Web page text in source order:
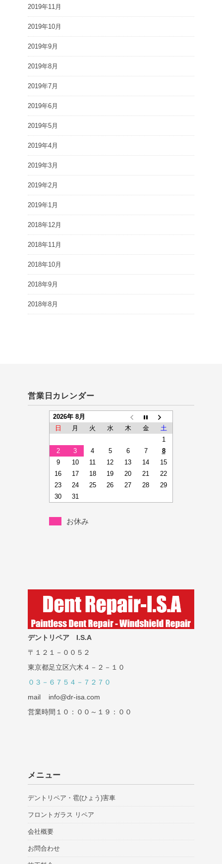
2019年11月
2019年10月
2019年9月
2019年8月
2019年7月
2019年6月
2019年5月
2019年4月
2019年3月
2019年2月
2019年1月
2018年12月
2018年11月
2018年10月
2018年9月
2018年8月
営業日カレンダー
2026年 8月
日
月 火 水 木 金
土
1
2
3 4 5 6 7
8
9
10 11 12 13 14
15
16
17 18 19 20 21
22
23
24 25 26 27 28
29
30
31
お休み
デントリペア I.S.A
〒１２１－００５２
東京都足立区六木４－２－１０
０３－６７５４－７２７０
mail info@dr-isa.com
営業時間１０：００～１９：００
メニュー
デントリペア・雹(ひょう)害車
フロントガラス リペア
会社概要
お問合わせ